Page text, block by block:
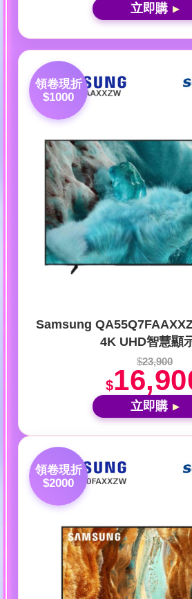
立即購 ▶
領卷現折
$1000
Samsung
4K UHD智慧顯
$23,900
$
立即購 ▶
領卷現折
$2000